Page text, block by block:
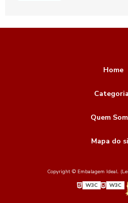
Home
Quem
Mapa do
Copyright © Embalagem Ideal.
W3C
W3C